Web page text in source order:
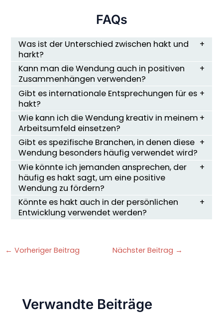
FAQs
Was ist der Unterschied zwischen hakt und
harkt?
Kann man die Wendung auch in positiven
Zusammenhängen verwenden?
Gibt es internationale Entsprechungen für es
hakt?
Wie kann ich die Wendung kreativ in meinem
Arbeitsumfeld einsetzen?
Gibt es spezifische Branchen, in denen diese
Wendung besonders häufig verwendet wird?
Wie könnte ich jemanden ansprechen, der
häufig es hakt sagt, um eine positive
Wendung zu fördern?
Könnte es hakt auch in der persönlichen
Entwicklung verwendet werden?
← Vorheriger Beitrag Nächster Beitrag →
Verwandte Beiträge